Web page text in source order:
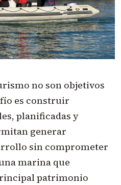
no son objetivos
es construir
planificadas y
generar
sin comprometer
marina que
patrimonio